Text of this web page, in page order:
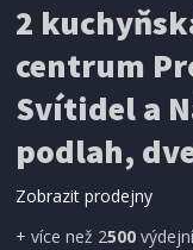
2
centrum
Svítidel a
podlah,
Zobrazit prodejny
+ více než 2500